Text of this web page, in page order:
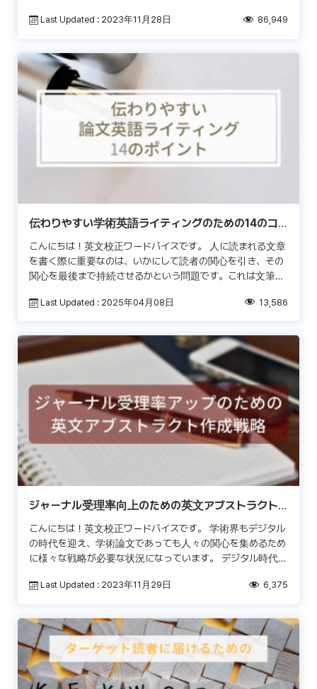
[…]Last Updated : 2023年11月28日 86,949
伝わりやすい学術英語ライティングのための14のコ
ツ
こんにちは！英文校正ワードバイスです。 人に読まれる文章
を書く際に重要なのは、いかにして読者の関心を引き、その
関心を最後まで持続させるかという問題です。これは文筆家
文 […]
Last Updated : 2025年04月08日 13,586
ジャーナル受理率向上のための英文アブストラクト
作成戦略
こんにちは！英文校正ワードバイスです。 学術界もデジタル
の時代を迎え、学術論文であっても人々の関心を集めるため
に様々な戦略が必要な状況になっています。 デジタル時代が
[…]Last Updated : 2023年11月29日 6,375